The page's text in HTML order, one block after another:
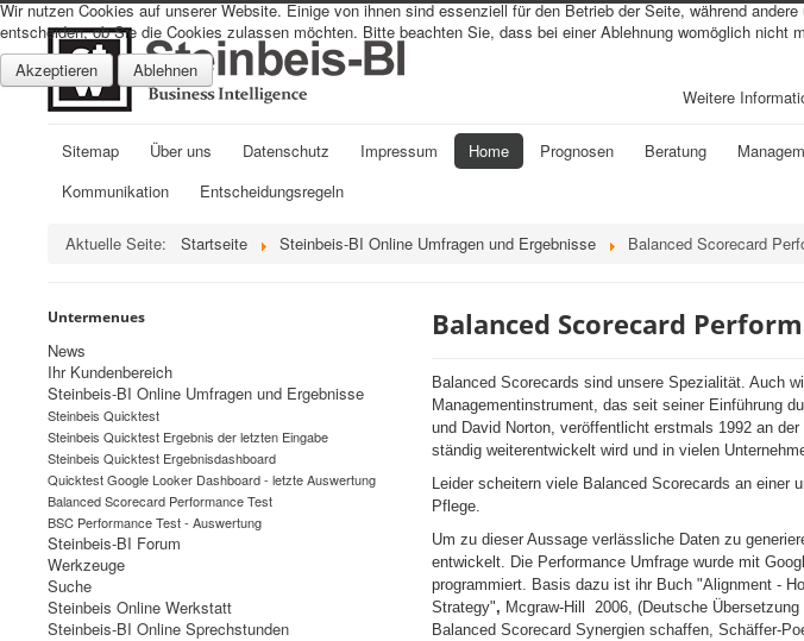
Sitemap Über uns Datenschutz Impressum Home Prognosen Beratung
Kommunikation
Entscheidungsregeln
Aktuelle Seite: Startseite Steinbeis-BI Online Umfragen und Ergebnisse Balanced Scorecard
Untermenues
News
Ihr Kundenbereich
Steinbeis-BI Online Umfragen und Ergebnisse
Steinbeis Quicktest
Steinbeis Quicktest Ergebnis der letzten Eingabe
Steinbeis Quicktest Ergebnisdashboard
Quicktest Google Looker Dashboard - letzte Auswertung
Balanced Scorecard Performance Test
BSC Performance Test - Auswertung
Steinbeis-BI Forum
Werkzeuge
Suche
Steinbeis Online Werkstatt
Steinbeis-BI Online Sprechstunden
Balanced Scorecard
Balanced Scorecards sind unsere Spezialität. Auch
Managementinstrument, das seit seiner Einführung
und David Norton, veröffentlicht erstmals 1992 an
ständig weiterentwickelt wird und in vielen
Leider scheitern viele Balanced Scorecards an einer
Pflege.
Um zu dieser Aussage verlässliche Daten zu
entwickelt. Die Performance Umfrage wurde mit
programmiert. Basis dazu ist ihr Buch "Alignment -
Strategy", Mcgraw-Hill 2006, (Deutsche
Balanced Scorecard Synergien schaffen, Schäffer-
Wir nutzen Cookies auf unserer Website. Einige von ihnen sind essenziell für den Betrieb der Seite, während
entscheiden, ob Sie die Cookies zulassen möchten. Bitte beachten Sie, dass bei einer Ablehnung womöglich nicht
Akzeptieren
Ablehnen
Weitere